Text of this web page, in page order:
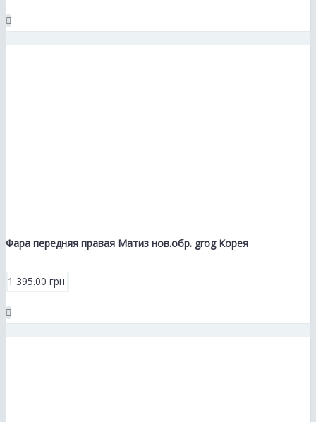
Фара передняя правая Матиз нов.обр. grog Корея
1 395.00 грн.